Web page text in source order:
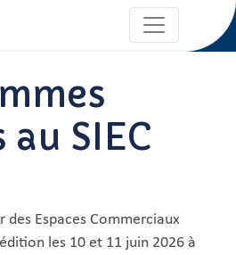
SIEC
des Espaces Commerciaux
les 10 et 11 juin 2026 à